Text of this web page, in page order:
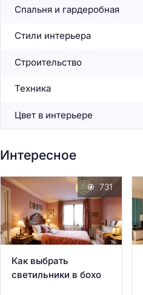
Спальня и гардеробная
Стили интерьера
Строительство
Техника
Цвет в интерьере
Интересное
Как выбрать
светильники в бохо
731